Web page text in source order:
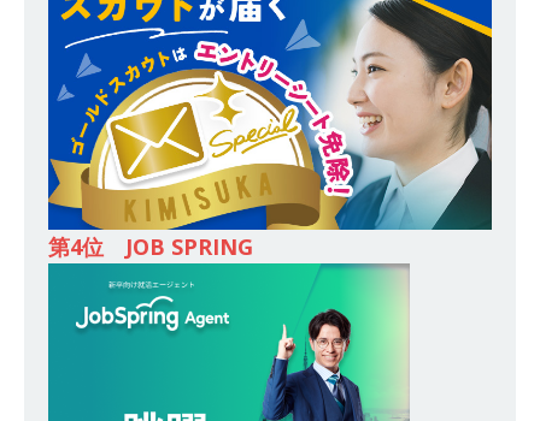
[ 2026年5月13日 ]
【 28卒 ｜ トップ企業内定の
登竜門!! 満足度98％のインターン 】 東京勤務・
転勤なし ｜ 文系IT未経験でもOK ｜ 新卒の3年以
内昇進率91％ ｜ IT社会の今まさに求められてい
るベンチャー企業 ｜ 新卒2年目で1,000万円越え
目指せる!! ｜ データX
体育会積極採用企業
[ 2026年5月13日 ] 【 28卒 ｜ 仕事の全容を知れ
るオープンカンパニー 】 大林グループ ｜ 全国規
模の重要施設の建設に携わるサブコン ｜ 環境保
全や脱炭素社会の実現にも貢献 ｜ 初任給28万
第4位 JOB SPRING